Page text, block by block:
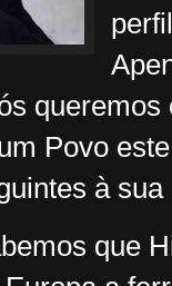
Povo
à
que